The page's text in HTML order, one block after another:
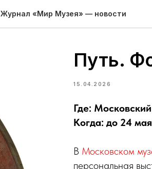
Журнал «Мир Музея» — новости
Путь.
15.04.2026
Где:
Когда: до 24
В Московском
персональная